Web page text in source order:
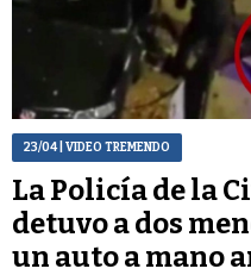
23/04| VIDEO TREMENDO
La Policía de la
detuvo a dos
un auto a mano